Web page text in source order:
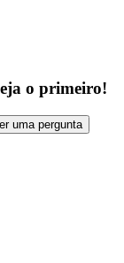
o primeiro!
uma pergunta